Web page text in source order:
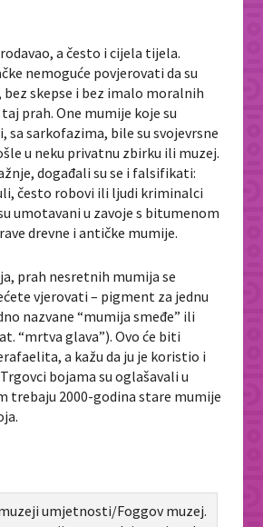
a često i cijela tijela.
nemoguće povjerovati da su
bez skepse i bez imalo moralnih
prah. One mumije koje su
sa sarkofazima, bile su svojevrsne
u neku privatnu zbirku ili muzej.
događali su se i falsifikati:
često robovi ili ljudi kriminalci
umotavani u zavoje s bitumenom
drevne i antičke mumije.
prah nesretnih mumija se
vjerovati – pigment za jednu
nazvane “mumija smeđe” ili
“mrtva glava”). Ovo će biti
a kažu da ju je koristio i
bojama su oglašavali u
trebaju 2000-godina stare mumije